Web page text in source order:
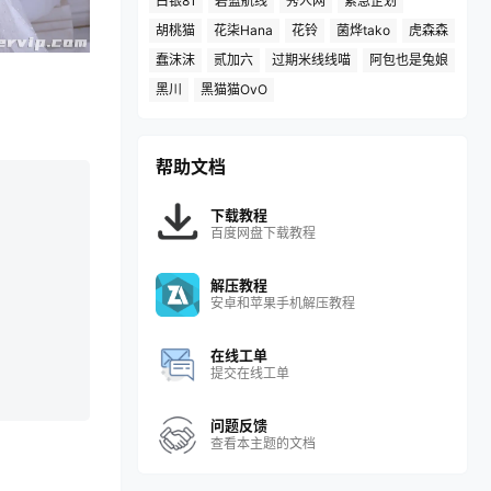
胡桃猫
花柒Hana 花铃 菌烨tako
虎森森
蠢沫沫
贰加六 过期米线线喵
阿包也是兔娘
黑川
黑猫猫OvO
帮助文档
下载教程
百度网盘下载教程
解压教程
安卓和苹果手机解压教程
在线工单
提交在线工单
问题反馈
查看本主题的文档